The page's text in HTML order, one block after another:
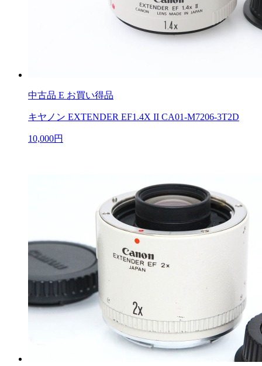
中古品 E お買い得品
キヤノン EXTENDER EF1.4X II CA01-M7206-3T2D
10,000円